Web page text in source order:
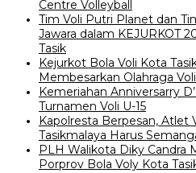
Centre Volleyball
Tim Voli Putri Planet dan
Jawara dalam KEJURKOT
Tasik
Kejurkot Bola Voli Kota
Membesarkan Olahraga Voli
Kemeriahan Anniversarry
Turnamen Voli U-15
Kapolresta Berpesan, Atlet
Tasikmalaya Harus
PLH Walikota Diky Candra
Porprov Bola Voly Kota